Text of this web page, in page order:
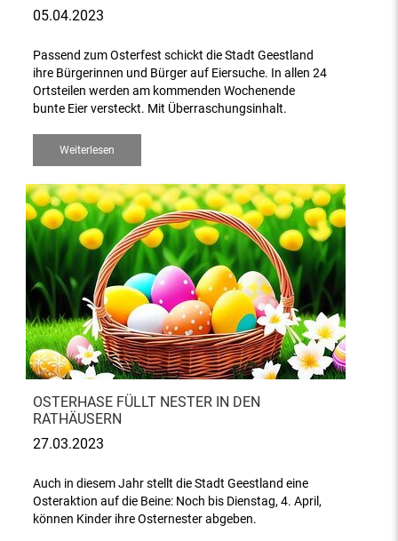
05.04.2023
Passend zum Osterfest schickt die Stadt Geestland
ihre Bürgerinnen und Bürger auf Eiersuche. In allen 24
Ortsteilen werden am kommenden Wochenende
bunte Eier versteckt. Mit Überraschungsinhalt.
Weiterlesen
OSTERHASE FÜLLT NESTER IN DEN
RATHÄUSERN
27.03.2023
Auch in diesem Jahr stellt die Stadt Geestland eine
Osteraktion auf die Beine: Noch bis Dienstag, 4. April,
können Kinder ihre Osternester abgeben.